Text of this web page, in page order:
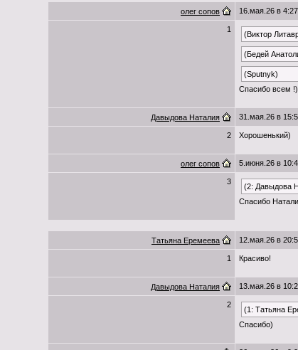
олег сопов 16.мая.26 в 4:27
1
(Виктор
(Бедей
(Sputnyk)
Спасибо всем !)
Давыдова Наталия 31.мая.26 в
2 Хорошенький)
олег сопов 5.июня.26 в
3
(2: Давыдова
Спасибо
Татьяна Еремеева 12.мая.26 в
1 Красиво!
Давыдова Наталия 13.мая.26 в
2
(1: Татьяна
Спасибо)